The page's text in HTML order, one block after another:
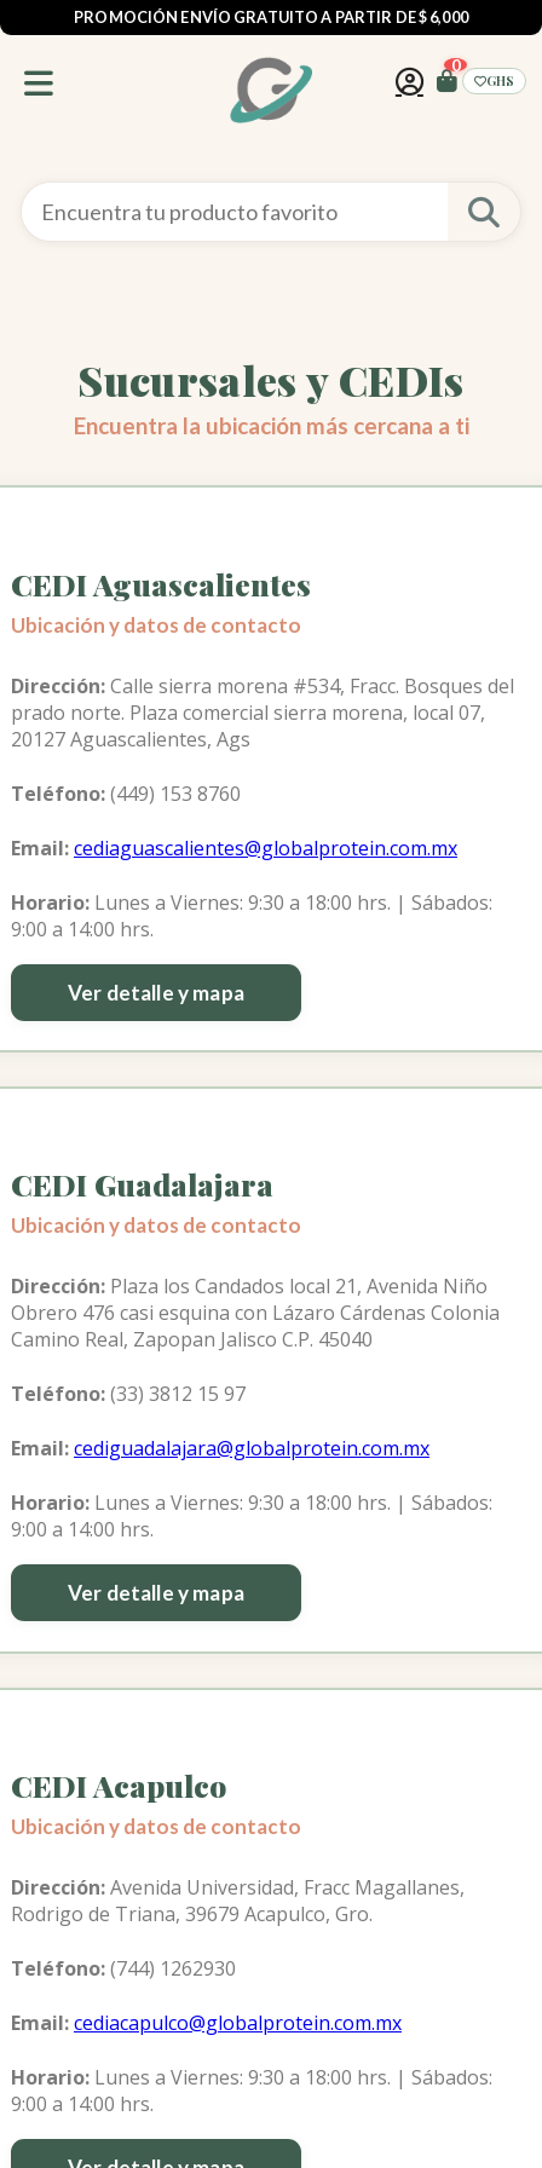
PROMOCIÓN ENVÍO GRATUITO A PARTIR DE $ 6,000
0
GHS
Sucursales y CEDIs
Encuentra la ubicación más cercana a ti
CEDI Aguascalientes
Ubicación y datos de contacto
Dirección:Calle sierra morena #534, Fracc. Bosques del
prado norte. Plaza comercial sierra morena, local 07,
20127 Aguascalientes, Ags
Teléfono:(449) 153 8760
Email:cediaguascalientes@globalprotein.com.mx
Horario:Lunes a Viernes: 9:30 a 18:00 hrs. | Sábados:
9:00 a 14:00 hrs.
Ver detalle y mapa
CEDI Guadalajara
Ubicación y datos de contacto
Dirección:Plaza los Candados local 21, Avenida Niño
Obrero 476 casi esquina con Lázaro Cárdenas Colonia
Camino Real, Zapopan Jalisco C.P. 45040
Teléfono:(33) 3812 15 97
Email:cediguadalajara@globalprotein.com.mx
Horario:Lunes a Viernes: 9:30 a 18:00 hrs. | Sábados:
9:00 a 14:00 hrs.
Ver detalle y mapa
CEDI Acapulco
Ubicación y datos de contacto
Dirección:Avenida Universidad, Fracc Magallanes,
Rodrigo de Triana, 39679 Acapulco, Gro.
Teléfono:(744) 1262930
Email:cediacapulco@globalprotein.com.mx
Horario:Lunes a Viernes: 9:30 a 18:00 hrs. | Sábados:
9:00 a 14:00 hrs.